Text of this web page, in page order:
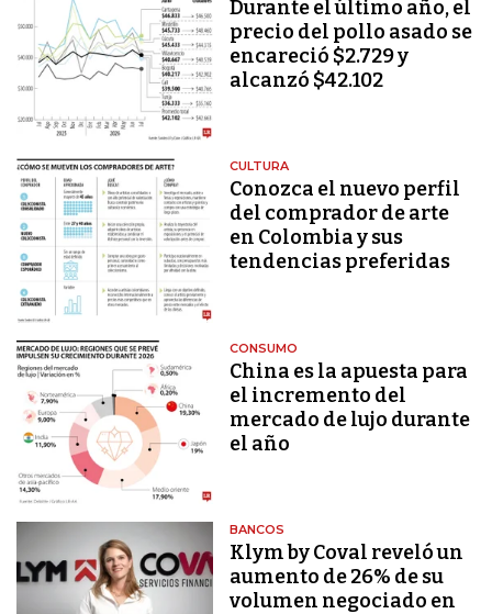
Durante el último año, el
precio del pollo asado se
encareció $2.729 y
alcanzó $42.102
CULTURA
Conozca el nuevo perfil
del comprador de arte
en Colombia y sus
tendencias preferidas
CONSUMO
China es la apuesta para
el incremento del
mercado de lujo durante
el año
BANCOS
Klym by Coval reveló un
aumento de 26% de su
volumen negociado en